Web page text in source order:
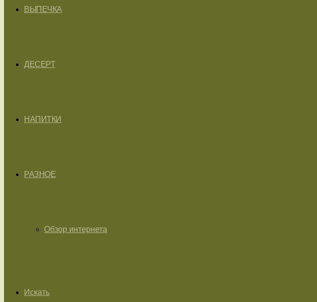
ВЫПЕЧКА
ДЕСЕРТ
НАПИТКИ
РАЗНОЕ
Обзор интернета
Искать